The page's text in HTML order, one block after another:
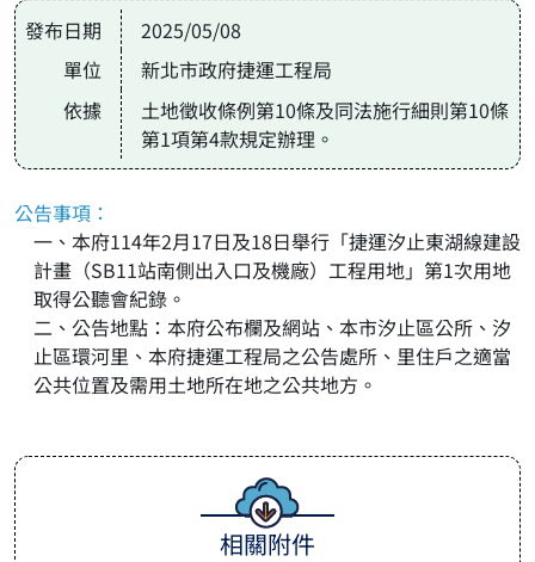
發布日期
2025/05/08
單位
新北市政府捷運工程局
依據
土地徵收條例第10條及同法施行細則第10條
第1項第4款規定辦理。
公告事項：
一、本府114年2月17日及18日舉行「捷運汐止東湖線建設
計畫（SB11站南側出入口及機廠）工程用地」第1次用地
取得公聽會紀錄。
二、公告地點：本府公布欄及網站、本市汐止區公所、汐
止區環河里、本府捷運工程局之公告處所、里住戶之適當
公共位置及需用土地所在地之公共地方。
相關附件